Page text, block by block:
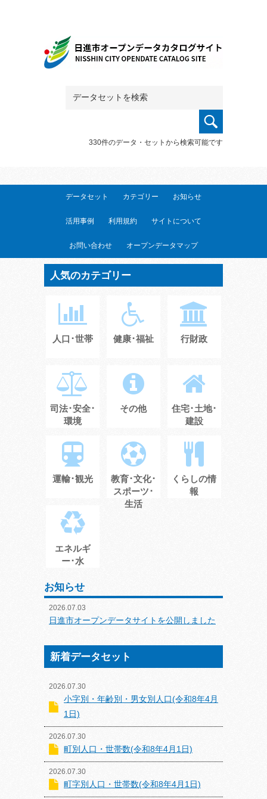
330件のデータ・セットから検索可能です
データセット カテゴリー お知らせ
活用事例 利用規約 サイトについて
お問い合わせ オープンデータマップ
人気のカテゴリー
人口･世帯 健康･福祉 行財政
司法･安全･
環境
その他
住宅･土地･
建設
運輸･観光
教育･文化･
スポーツ･
生活
くらしの情
報
エネルギ
ー･水
お知らせ
2026.07.03
日進市オープンデータサイトを公開しました
新着データセット
2026.07.30
小字別・年齢別・男女別人口(令和8年4月
1日)
2026.07.30
町別人口・世帯数(令和8年4月1日)
2026.07.30
町字別人口・世帯数(令和8年4月1日)